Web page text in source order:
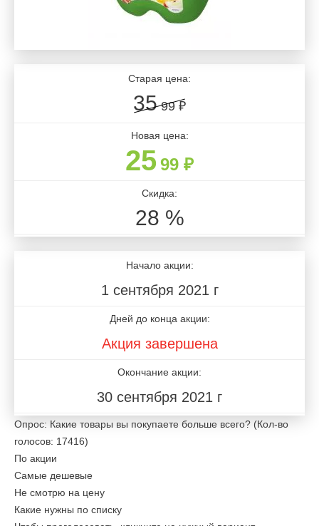
Старая цена:
35 99 ₽
Новая цена:
25 99 ₽
Скидка:
28 %
Начало акции:
1 сентября 2021 г
Дней до конца акции:
Акция завершена
Окончание акции:
30 сентября 2021 г
Опрос: Какие товары вы покупаете больше всего? (Кол-во
голосов: 17416)
По акции
Самые дешевые
Не смотрю на цену
Какие нужны по списку